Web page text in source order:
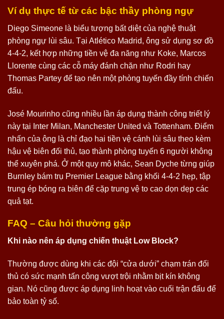
Ví dụ thực tế từ các bậc thầy phòng ngự
Diego Simeone là biểu tượng bất diệt của nghệ thuật
phòng ngự lùi sâu. Tại Atlético Madrid, ông sử dụng sơ đồ
4-4-2, kết hợp những tiền vệ đa năng như Koke, Marcos
Llorente cùng các cỗ máy đánh chặn như Rodri hay
Thomas Partey để tạo nên một phòng tuyến đầy tính chiến
đấu.
José Mourinho cũng nhiều lần áp dụng thành công triết lý
này tại Inter Milan, Manchester United và Tottenham. Điểm
nhấn của ông là chỉ đạo hai tiền vệ cánh lùi sâu theo kèm
hậu vệ biên đối thủ, tạo thành phòng tuyến 6 người không
thể xuyên phá. Ở một quy mô khác, Sean Dyche từng giúp
Burnley bám trụ Premier League bằng khối 4-4-2 hẹp, tập
trung ép bóng ra biên để cặp trung vệ to cao dọn dẹp các
quả tạt.
FAQ – Câu hỏi thường gặp
Khi nào nên áp dụng chiến thuật Low Block?
Thường được dùng khi các đội “cửa dưới” chạm trán đối
thủ có sức mạnh tấn công vượt trội nhằm bịt kín không
gian. Nó cũng được áp dụng linh hoạt vào cuối trận đấu để
bảo toàn tỷ số.